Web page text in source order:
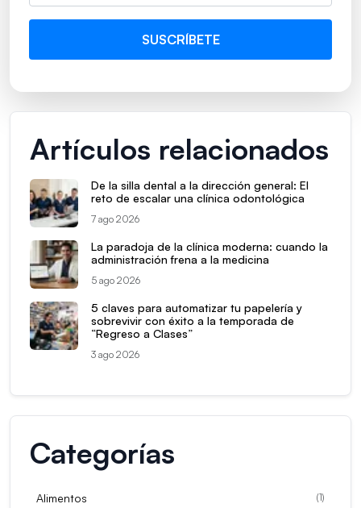
Artículos relacionados
De la silla dental a la dirección general: El
reto de escalar una clínica odontológica
7 ago 2026
La paradoja de la clínica moderna: cuando la
administración frena a la medicina
5 ago 2026
5 claves para automatizar tu papelería y
sobrevivir con éxito a la temporada de
“Regreso a Clases”
3 ago 2026
Categorías
Alimentos (1)